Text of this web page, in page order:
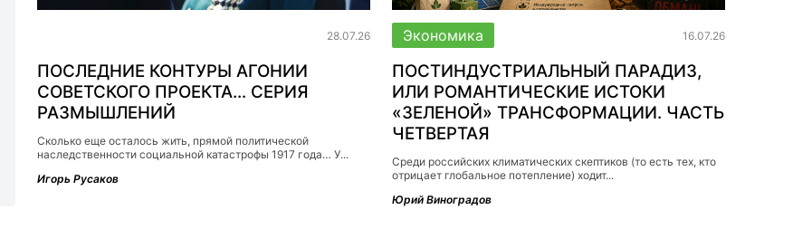
28.07.26
ПОСЛЕДНИЕ КОНТУРЫ АГОНИИ
СОВЕТСКОГО ПРОЕКТА… СЕРИЯ
РАЗМЫШЛЕНИЙ
Сколько еще осталось жить, прямой политической
наследственности социальной катастрофы 1917 года… У...
Игорь Русаков
Экономика 16.07.26
ПОСТИНДУСТРИАЛЬНЫЙ ПАРАДИЗ,
ИЛИ РОМАНТИЧЕСКИЕ ИСТОКИ
«ЗЕЛЕНОЙ» ТРАНСФОРМАЦИИ. ЧАСТЬ
ЧЕТВЕРТАЯ
Среди российских климатических скептиков (то есть тех, кто
отрицает глобальное потепление) ходит...
Юрий Виноградов